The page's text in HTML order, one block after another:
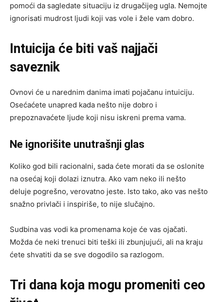
pomoći da sagledate situaciju iz drugačijeg ugla. Nemojte
ignorisati mudrost ljudi koji vas vole i žele vam dobro.
Intuicija će biti vaš najjači
saveznik
Ovnovi će u narednim danima imati pojačanu intuiciju.
Osećaćete unapred kada nešto nije dobro i
prepoznavaćete ljude koji nisu iskreni prema vama.
Ne ignorišite unutrašnji glas
Koliko god bili racionalni, sada ćete morati da se oslonite
na osećaj koji dolazi iznutra. Ako vam neko ili nešto
deluje pogrešno, verovatno jeste. Isto tako, ako vas nešto
snažno privlači i inspiriše, to nije slučajno.
Sudbina vas vodi ka promenama koje će vas ojačati.
Možda će neki trenuci biti teški ili zbunjujući, ali na kraju
ćete shvatiti da se sve dogodilo sa razlogom.
Tri dana koja mogu promeniti ceo